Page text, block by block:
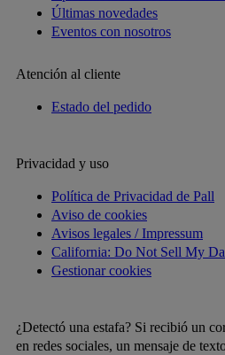
Últimas novedades
Eventos con nosotros
Atención al cliente
Estado del pedido
Privacidad y uso
Política de Privacidad de Pall
Aviso de cookies
Avisos legales / Impressum
California: Do Not Sell My
Gestionar cookies
¿Detectó una estafa? Si recibió un
en redes sociales, un mensaje de